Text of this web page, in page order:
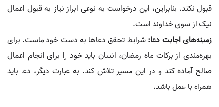
قبول نکند. بنابراین، این درخواست به نوعی ابراز نیاز به قبول اعمال
نیک از سوی خداوند است.
زمینه‌های اجابت دعا:شرایط تحقق دعاها به دست خود ماست. برای
بهره‌مندی از برکات ماه رمضان، انسان باید خود را برای انجام اعمال
صالح آماده کند و در این مسیر تلاش کند. به عبارت دیگر، دعا باید
همراه با عمل باشد.